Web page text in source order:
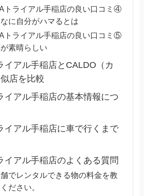
トライアル手稲店の良い口コミ④
に自分がハマるとは
トライアル手稲店の良い口コミ⑤
素晴らしい
イアル手稲店とCALDO（カ
店を比較
イアル手稲店の基本情報につ
イアル手稲店に車で行くまで
イアル手稲店のよくある質問
でレンタルできる物の料金を教
ださい。